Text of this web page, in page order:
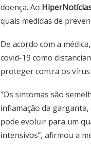
doença. Ao
quais medidas de
De acordo com a
covid-19 como
proteger contra os vírus
“Os sintomas são
inflamação da
pode evoluir para um
intensivos”, afirmou a